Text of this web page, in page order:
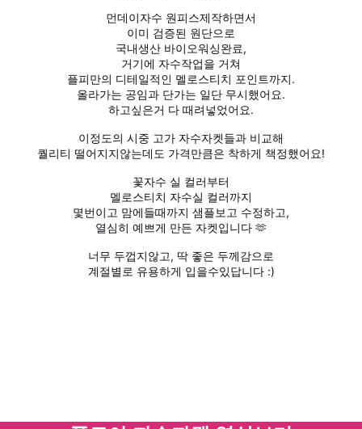
먼데이자수 원피스제작하면서
이미 검증된 원단으로
국내생산 바이오워싱완료,
거기에 자수작업을 거쳐
플피만의 디테일적인 멜로스티치 포인트까지.
올라가는 공임과 단가는 일단 무시했어요.
하고싶은거 다 때려넣었어요.
이정도의 시중 고가 자수자켓들과 비교해
퀄리티 떨어지지않는데도 가격만큼은 착하게 책정했어요!
꽃자수 실 컬러부터
멜로스티치 자수실 컬러까지
몇번이고 맘에들때까지 샘플보고 수정하고,
열심히 예쁘게 만든 자켓입니다 🫶
너무 두껍지않고, 딱 좋은 두께감으로
계절별로 유용하게 입을수있답니다 :)